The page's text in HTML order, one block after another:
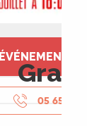
et
ÉVÉNEMENT
05 65 31